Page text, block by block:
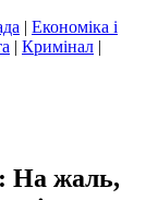
| Економіка і
| Кримінал |
На жаль,